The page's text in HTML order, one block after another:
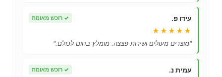
עידו פ. ✓ רוכש מאומת
★★★★★
"מוצרים מעולים ושירות פצצה. מומלץ בחום לכולם."
עמית נ. ✓ רוכש מאומת